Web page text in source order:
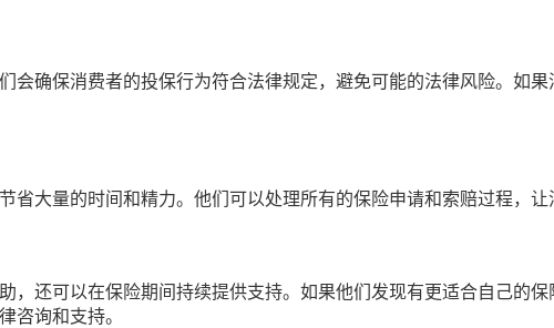
会确保消费者的投保行为符合法律规定，避免可能的法律风险。如
省大量的时间和精力。他们可以处理所有的保险申请和索赔过程，让
，还可以在保险期间持续提供支持。如果他们发现有更适合自己的
咨询和支持。